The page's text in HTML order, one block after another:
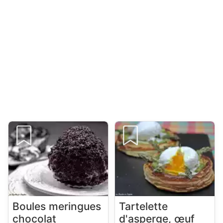
Boules meringues
chocolat
Tartelette
d'asperge, œuf